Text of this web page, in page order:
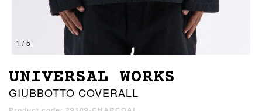
1 / 5
UNIVERSAL WORKS
GIUBBOTTO COVERALL